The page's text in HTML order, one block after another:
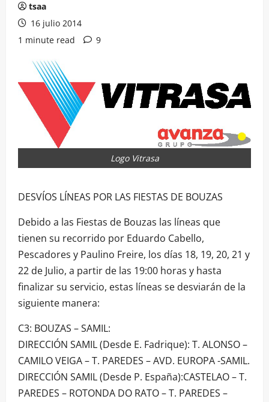
tsaa
16 julio 2014
1 minute read
9
Logo Vitrasa
DESVÍOS LÍNEAS POR LAS FIESTAS DE BOUZAS
Debido a las Fiestas de Bouzas las líneas que
tienen su recorrido por Eduardo Cabello,
Pescadores y Paulino Freire, los días 18, 19, 20, 21 y
22 de Julio, a partir de las 19:00 horas y hasta
finalizar su servicio, estas líneas se desviarán de la
siguiente manera:
C3: BOUZAS – SAMIL:
DIRECCIÓN SAMIL (Desde E. Fadrique): T. ALONSO –
CAMILO VEIGA – T. PAREDES – AVD. EUROPA -SAMIL.
DIRECCIÓN SAMIL (Desde P. España):CASTELAO – T.
PAREDES – ROTONDA DO RATO – T. PAREDES –